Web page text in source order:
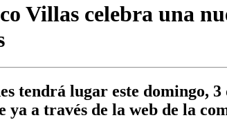
Villas celebra una
tendrá lugar este domingo,
ya a través de la web de la